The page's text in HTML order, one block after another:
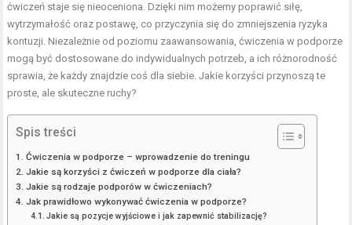
ćwiczeń staje się nieoceniona. Dzięki nim możemy poprawić siłę,
wytrzymałość oraz postawę, co przyczynia się do zmniejszenia ryzyka
kontuzji. Niezależnie od poziomu zaawansowania, ćwiczenia w podporze
mogą być dostosowane do indywidualnych potrzeb, a ich różnorodność
sprawia, że każdy znajdzie coś dla siebie. Jakie korzyści przynoszą te
proste, ale skuteczne ruchy?
Spis treści
Ćwiczenia w podporze – wprowadzenie do treningu
Jakie są korzyści z ćwiczeń w podporze dla ciała?
Jakie są rodzaje podporów w ćwiczeniach?
Jak prawidłowo wykonywać ćwiczenia w podporze?
Jakie są pozycje wyjściowe i jak zapewnić stabilizację?